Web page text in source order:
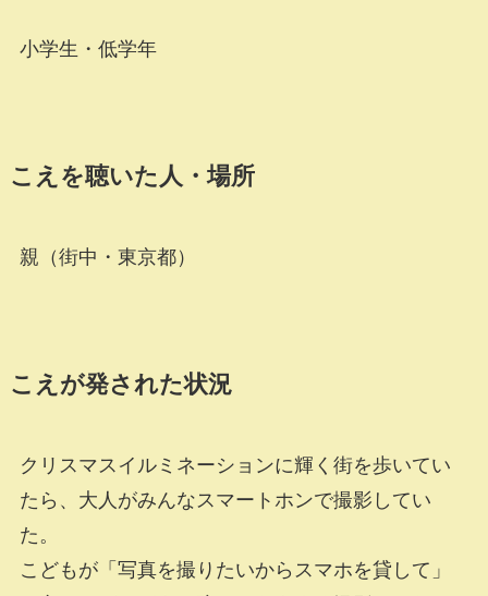
小学生・低学年
こえを聴いた人・場所
親（街中・東京都）
こえが発された状況
クリスマスイルミネーションに輝く街を歩いてい
たら、大人がみんなスマートホンで撮影してい
た。
こどもが「写真を撮りたいからスマホを貸して」